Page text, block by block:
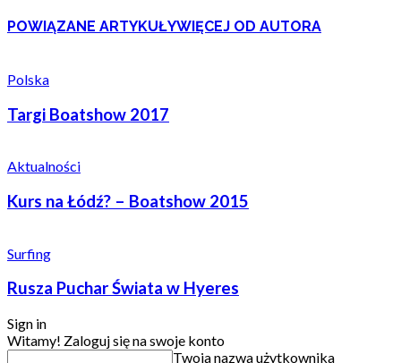
POWIĄZANE ARTYKUŁYWIĘCEJ OD AUTORA
Polska
Targi Boatshow 2017
Aktualności
Kurs na Łódź? – Boatshow 2015
Surfing
Rusza Puchar Świata w Hyeres
Sign in
Witamy! Zaloguj się na swoje konto
Twoja nazwa użytkownika